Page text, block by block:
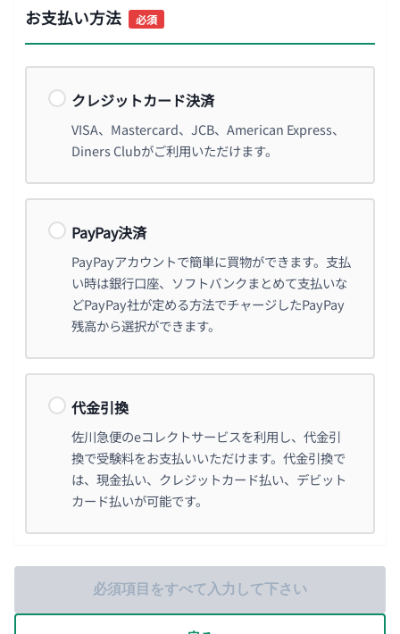
お支払い方法 必須
クレジットカード決済
VISA、Mastercard、JCB、American Express、
Diners Clubがご利用いただけます。
PayPay決済
PayPayアカウントで簡単に買物ができます。支払
い時は銀行口座、ソフトバンクまとめて支払いな
どPayPay社が定める方法でチャージしたPayPay
残高から選択ができます。
代金引換
佐川急便のeコレクトサービスを利用し、代金引
換で受験料をお支払いいただけます。代金引換で
は、現金払い、クレジットカード払い、デビット
カード払いが可能です。
必須項目をすべて入力して下さい